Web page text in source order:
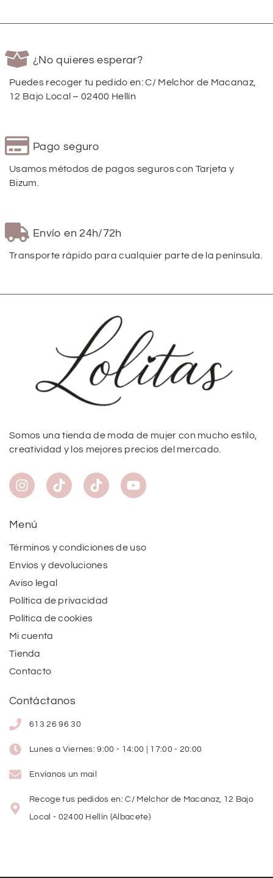
¿No quieres esperar?
Puedes recoger tu pedido en: C/ Melchor de Macanaz,
12 Bajo Local – 02400 Hellín
Pago seguro
Usamos métodos de pagos seguros con Tarjeta y
Bizum.
Envío en 24h/72h
Transporte rápido para cualquier parte de la península.
Somos una tienda de moda de mujer con mucho estilo,
creatividad y los mejores precios del mercado.
Menú
Términos y condiciones de uso
Envíos y devoluciones
Aviso legal
Política de privacidad
Política de cookies
Mi cuenta
Tienda
Contacto
Contáctanos
613 26 96 30
Lunes a Viernes: 9:00 - 14:00 | 17:00 - 20:00
Envíanos un mail
Recoge tus pedidos en: C/ Melchor de Macanaz, 12 Bajo
Local - 02400 Hellín (Albacete)